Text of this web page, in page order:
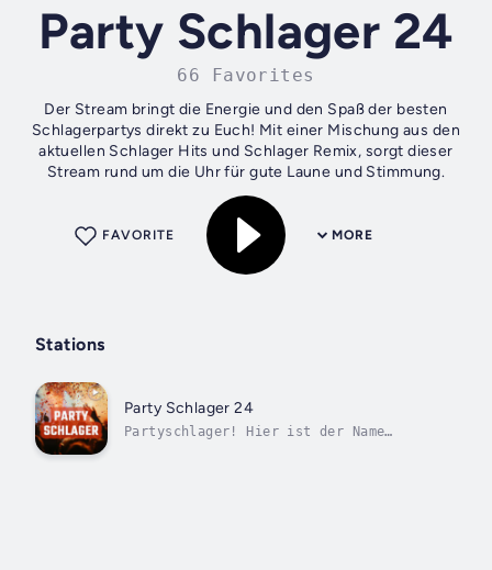
Party Schlager 24
66 Favorites
Der Stream bringt die Energie und den Spaß der besten
Schlagerpartys direkt zu Euch! Mit einer Mischung aus den
aktuellen Schlager Hits und Schlager Remix, sorgt dieser
Stream rund um die Uhr für gute Laune und Stimmung.
MORE
FAVORITE
Stations
Party Schlager 24
Partyschlager! Hier ist der Name